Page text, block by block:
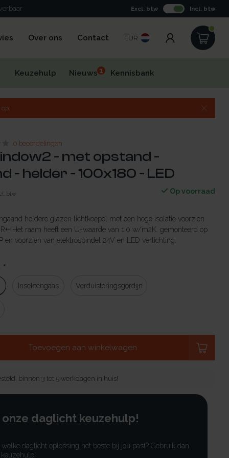
Excl. btw Incl. btw
Over ons Contact EUR
Keuzehulp Nieuws1 Kennisbank
0 beoordelingen
- met opstand -
- helder - 100x180 - LED
btw Op voorraad
heldere glazen lichtkoepel met een hoge isolatie voorzien
Het raam heeft een U-waarde van 1.0 w/m2K. gemonteerd op
en voorzien van elektrospindel 24V en LED verlichting.
*
Insektengaas Verduisteringsgordijn
Toevoegen aan winkelwagen
binnen 3 tot 5 werkdagen in huis!
onze daglicht keuzehulp!
daglicht oplossing het beste bij jou past? Gebruik dan